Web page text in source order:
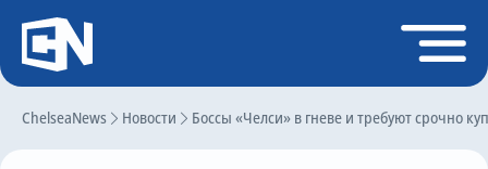
ChelseaNews Новости Боссы «Челси» в гневе и требуют срочно
Регистрация
Главная